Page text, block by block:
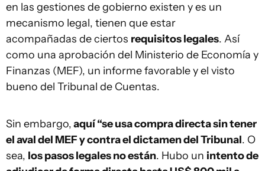
en las gestiones de gobierno existen y es un
mecanismo legal, tienen que estar
acompañadas de ciertos requisitos legales. Así
como una aprobación del Ministerio de Economía y
Finanzas (MEF), un informe favorable y el visto
bueno del Tribunal de Cuentas.
Sin embargo,aquí “se usa compra directa sin tener
el aval del MEF y contra el dictamen del Tribunal. O
sea, los pasos legales no están. Hubo un intento de